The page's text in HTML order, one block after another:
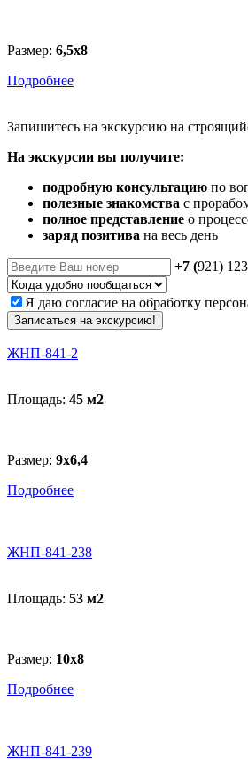
Размер: 6,5х8
Подробнее
Запишитесь на экскурсию на
На экскурсии вы получите:
подробную консультацию по
полезные знакомства с
полное представление о
заряд позитива на весь день
+7 (921)
Я даю согласие на обработку
Записаться на экскурсию!
ЖНП-841-2
Площадь: 45 м2
Размер: 9х6,4
Подробнее
ЖНП-841-238
Площадь: 53 м2
Размер: 10x8
Подробнее
ЖНП-841-239